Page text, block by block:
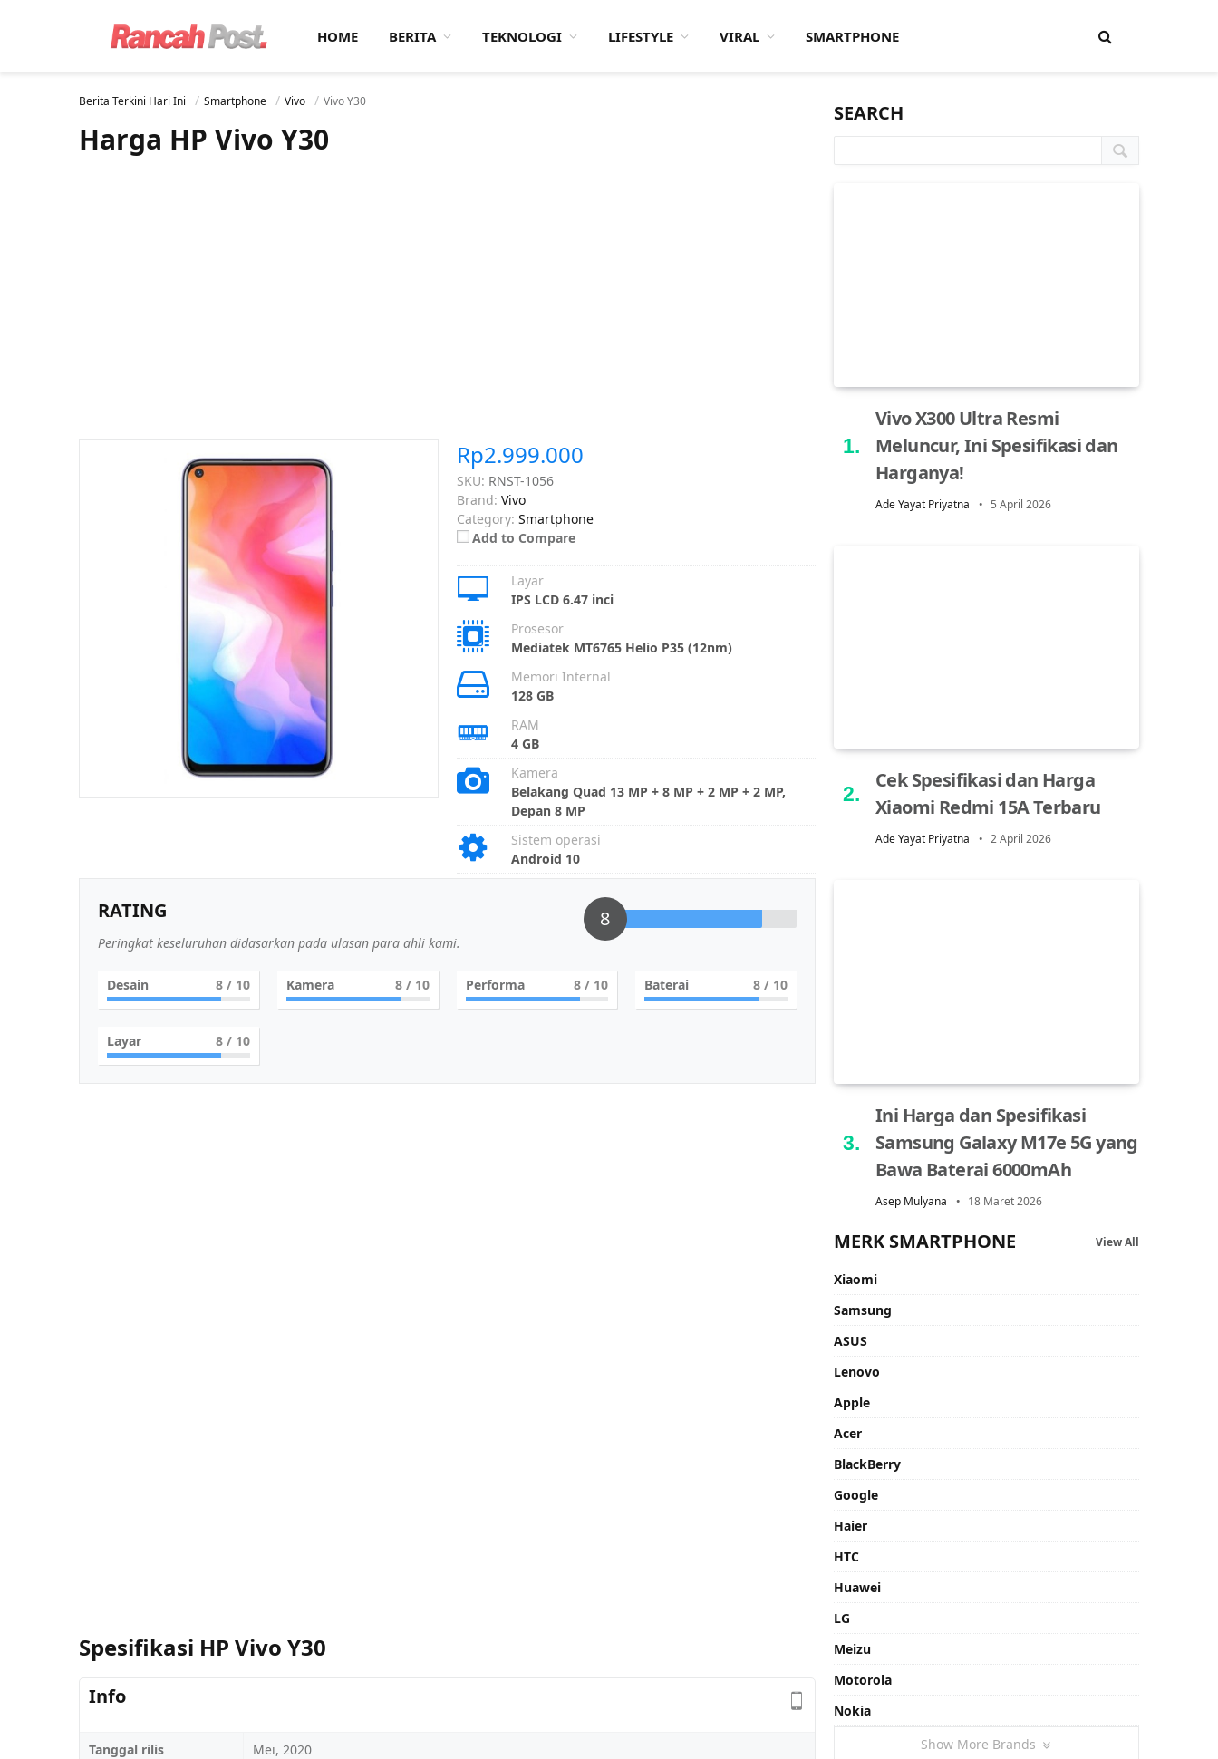
HOME BERITA TEKNOLOGI LIFESTYLE VIRAL SMARTPHONE
Berita Terkini Hari Ini Smartphone Vivo Vivo Y30
Harga HP Vivo Y30
Rp2.999.000
SKU: RNST-1056
Brand: Vivo
Category: Smartphone
Add to Compare
Layar
IPS LCD 6.47 inci
Prosesor
Mediatek MT6765 Helio P35 (12nm)
Memori Internal
128 GB
RAM
4 GB
Kamera
Belakang Quad 13 MP + 8 MP + 2 MP + 2 MP,
Depan 8 MP
Sistem operasi
Android 10
RATING
Peringkat keseluruhan didasarkan pada ulasan para ahli kami.
8
Desain 8/ 10 Kamera 8/ 10 Performa 8 / 10 Baterai 8 / 10
Layar 8/ 10
Spesifikasi HP Vivo Y30
Info
Tanggal rilis
Mei, 2020
SEARCH
Vivo X300 Ultra Resmi
Meluncur, Ini Spesifikasi dan
Harganya!
Ade Yayat Priyatna 5 April 2026
Cek Spesifikasi dan Harga
Xiaomi Redmi 15A Terbaru
Ade Yayat Priyatna 2 April 2026
Ini Harga dan Spesifikasi
Samsung Galaxy M17e 5G yang
Bawa Baterai 6000mAh
Asep Mulyana 18 Maret 2026
MERK SMARTPHONE View All
Xiaomi
Samsung
ASUS
Lenovo
Apple
Acer
BlackBerry
Google
Haier
HTC
Huawei
LG
Meizu
Motorola
Nokia
Show More Brands